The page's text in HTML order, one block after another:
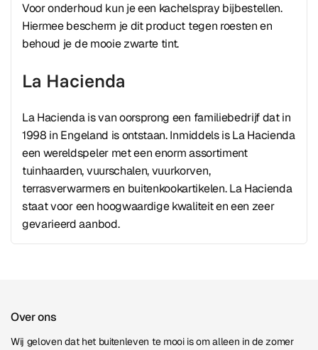
Voor onderhoud kun je een kachelspray bijbestellen.
Hiermee bescherm je dit product tegen roesten en
behoud je de mooie zwarte tint.
La Hacienda
La Hacienda is van oorsprong een familiebedrijf dat in
1998 in Engeland is ontstaan. Inmiddels is La Hacienda
een wereldspeler met een enorm assortiment
tuinhaarden, vuurschalen, vuurkorven,
terrasverwarmers en buitenkookartikelen. La Hacienda
staat voor een hoogwaardige kwaliteit en een zeer
gevarieerd aanbod.
Over ons
Wij geloven dat het buitenleven te mooi is om alleen in de zomer